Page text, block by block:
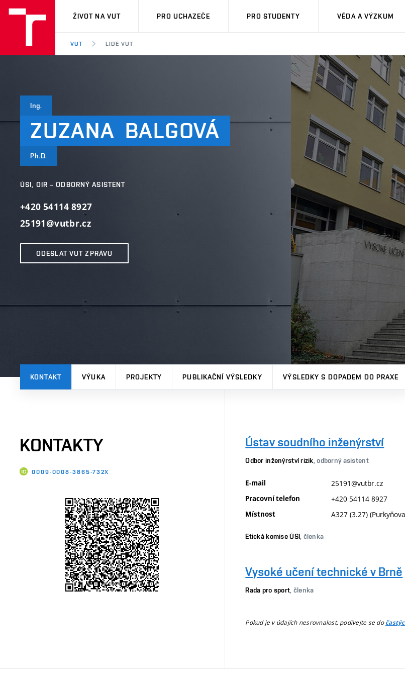
VUT
ŽIVOT NA VUT PRO UCHAZEČE PRO STUDENTY VĚDA A VÝZKUM
VUT LIDÉ VUT
Ing.
ZUZANA BALGOVÁ
Ph.D.
ÚSI, OIR – ODBORNÝ ASISTENT
+420 54114 8927
25191@vutbr.cz
ODESLAT VUT ZPRÁVU
KONTAKT VÝUKA PROJEKTY PUBLIKAČNÍ VÝSLEDKY VÝSLEDKY S DOPADEM DO PRAXE
KONTAKTY
0009-0008-3865-732X
Ústav soudního inženýrství
Odbor inženýrství rizik , odborný asistent
E-mail 25191@vutbr.cz
Pracovní telefon +420 54114 8927
Místnost A327 (3.27)
Etická komise ÚSI , členka
Vysoké učení technické v Brně
Rada pro sport , členka
Pokud je v údajích nesrovnalost, podívejte se do